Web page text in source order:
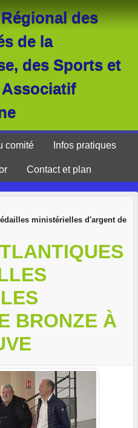
des
de la
des Sports et
comité Infos pratiques
Contact et plan
ministérielles d'argent de
BRONZE À